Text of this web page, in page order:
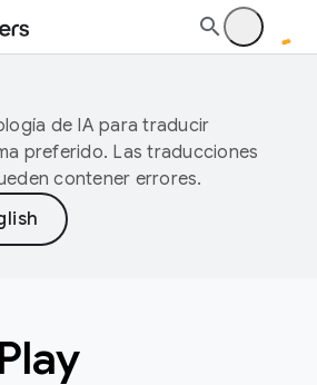
de IA para traducir
preferido. Las traducciones
contener errores.